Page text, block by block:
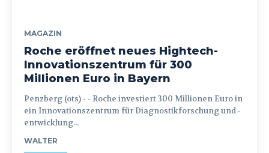
MAGAZIN
Roche eröffnet neues Hightech-
Innovationszentrum für 300
Millionen Euro in Bayern
Penzberg (ots) - - Roche investiert 300 Millionen Euro in
ein Innovationszentrum für Diagnostikforschung und -
entwicklung...
WALTER